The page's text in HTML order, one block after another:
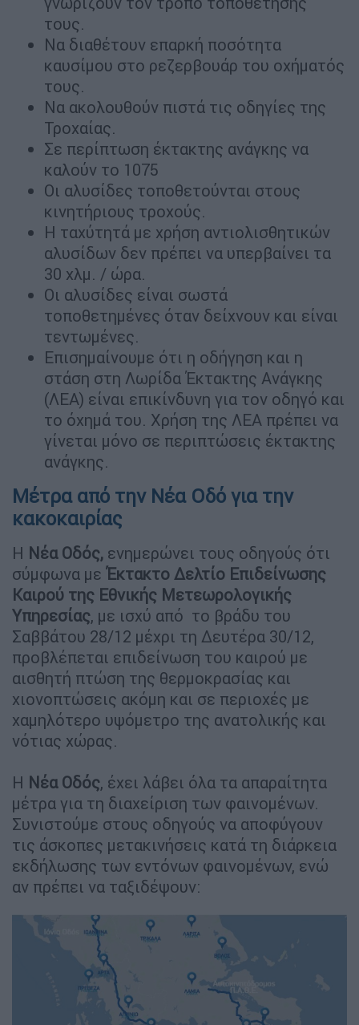
τους.
Να διαθέτουν επαρκή ποσότητα
καυσίμου στο ρεζερβουάρ του οχήματός
τους.
Να ακολουθούν πιστά τις οδηγίες της
Τροχαίας.
Σε περίπτωση έκτακτης ανάγκης να
καλούν το 1075
Οι αλυσίδες τοποθετούνται στους
κινητήριους τροχούς.
Η ταχύτητά με χρήση αντιολισθητικών
αλυσίδων δεν πρέπει να υπερβαίνει τα
30 χλμ. / ώρα.
Οι αλυσίδες είναι σωστά
τοποθετημένες όταν δείχνουν και είναι
τεντωμένες.
Επισημαίνουμε ότι η οδήγηση και η
στάση στη Λωρίδα Έκτακτης Ανάγκης
(ΛΕΑ) είναι επικίνδυνη για τον οδηγό και
το όχημά του. Χρήση της ΛΕΑ πρέπει να
γίνεται μόνο σε περιπτώσεις έκτακτης
ανάγκης.
Μέτρα από την Νέα Οδό για την
κακοκαιρίας
Η Νέα Οδός, ενημερώνει τους οδηγούς ότι
σύμφωνα με Έκτακτο Δελτίο Επιδείνωσης
Καιρού της Εθνικής Μετεωρολογικής
Υπηρεσίας, με ισχύ από το βράδυ του
Σαββάτου 28/12 μέχρι τη Δευτέρα 30/12,
προβλέπεται επιδείνωση του καιρού με
αισθητή πτώση της θερμοκρασίας και
χιονοπτώσεις ακόμη και σε περιοχές με
χαμηλότερο υψόμετρο της ανατολικής και
νότιας χώρας.
Η Νέα Οδός, έχει λάβει όλα τα απαραίτητα
μέτρα για τη διαχείριση των φαινομένων.
Συνιστούμε στους οδηγούς να αποφύγουν
τις άσκοπες μετακινήσεις κατά τη διάρκεια
εκδήλωσης των εντόνων φαινομένων, ενώ
αν πρέπει να ταξιδέψουν: